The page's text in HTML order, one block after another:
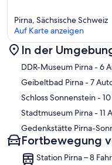
Pirna, Sächsische Schweiz
Auf Karte anzeigen
In der
DDR-Museum Pirna- 6
Geibeltbad Pirna- 7
Schloss Sonnenstein-
Stadtmuseum Pirna- 11
Gedenkstätte Pirna-
Fortbewegung
Station Pirna – 8